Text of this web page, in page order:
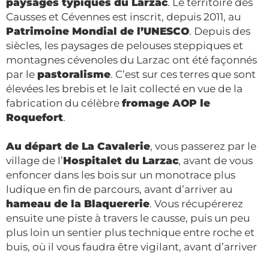
paysages typiques du Larzac. Le territoire des
Causses et Cévennes est inscrit, depuis 2011, au
Patrimoine Mondial de l’UNESCO. Depuis des
siècles, les paysages de pelouses steppiques et
montagnes cévenoles du Larzac ont été façonnés
par le pastoralisme. C’est sur ces terres que sont
élevées les brebis et le lait collecté en vue de la
fabrication du célèbre fromage AOP le
Roquefort.
Au départ de La Cavalerie, vous passerez par le
village de l’Hospitalet du Larzac, avant de vous
enfoncer dans les bois sur un monotrace plus
ludique en fin de parcours, avant d’arriver au
hameau de la Blaquererie. Vous récupérerez
ensuite une piste à travers le causse, puis un peu
plus loin un sentier plus technique entre roche et
buis, où il vous faudra être vigilant, avant d’arriver